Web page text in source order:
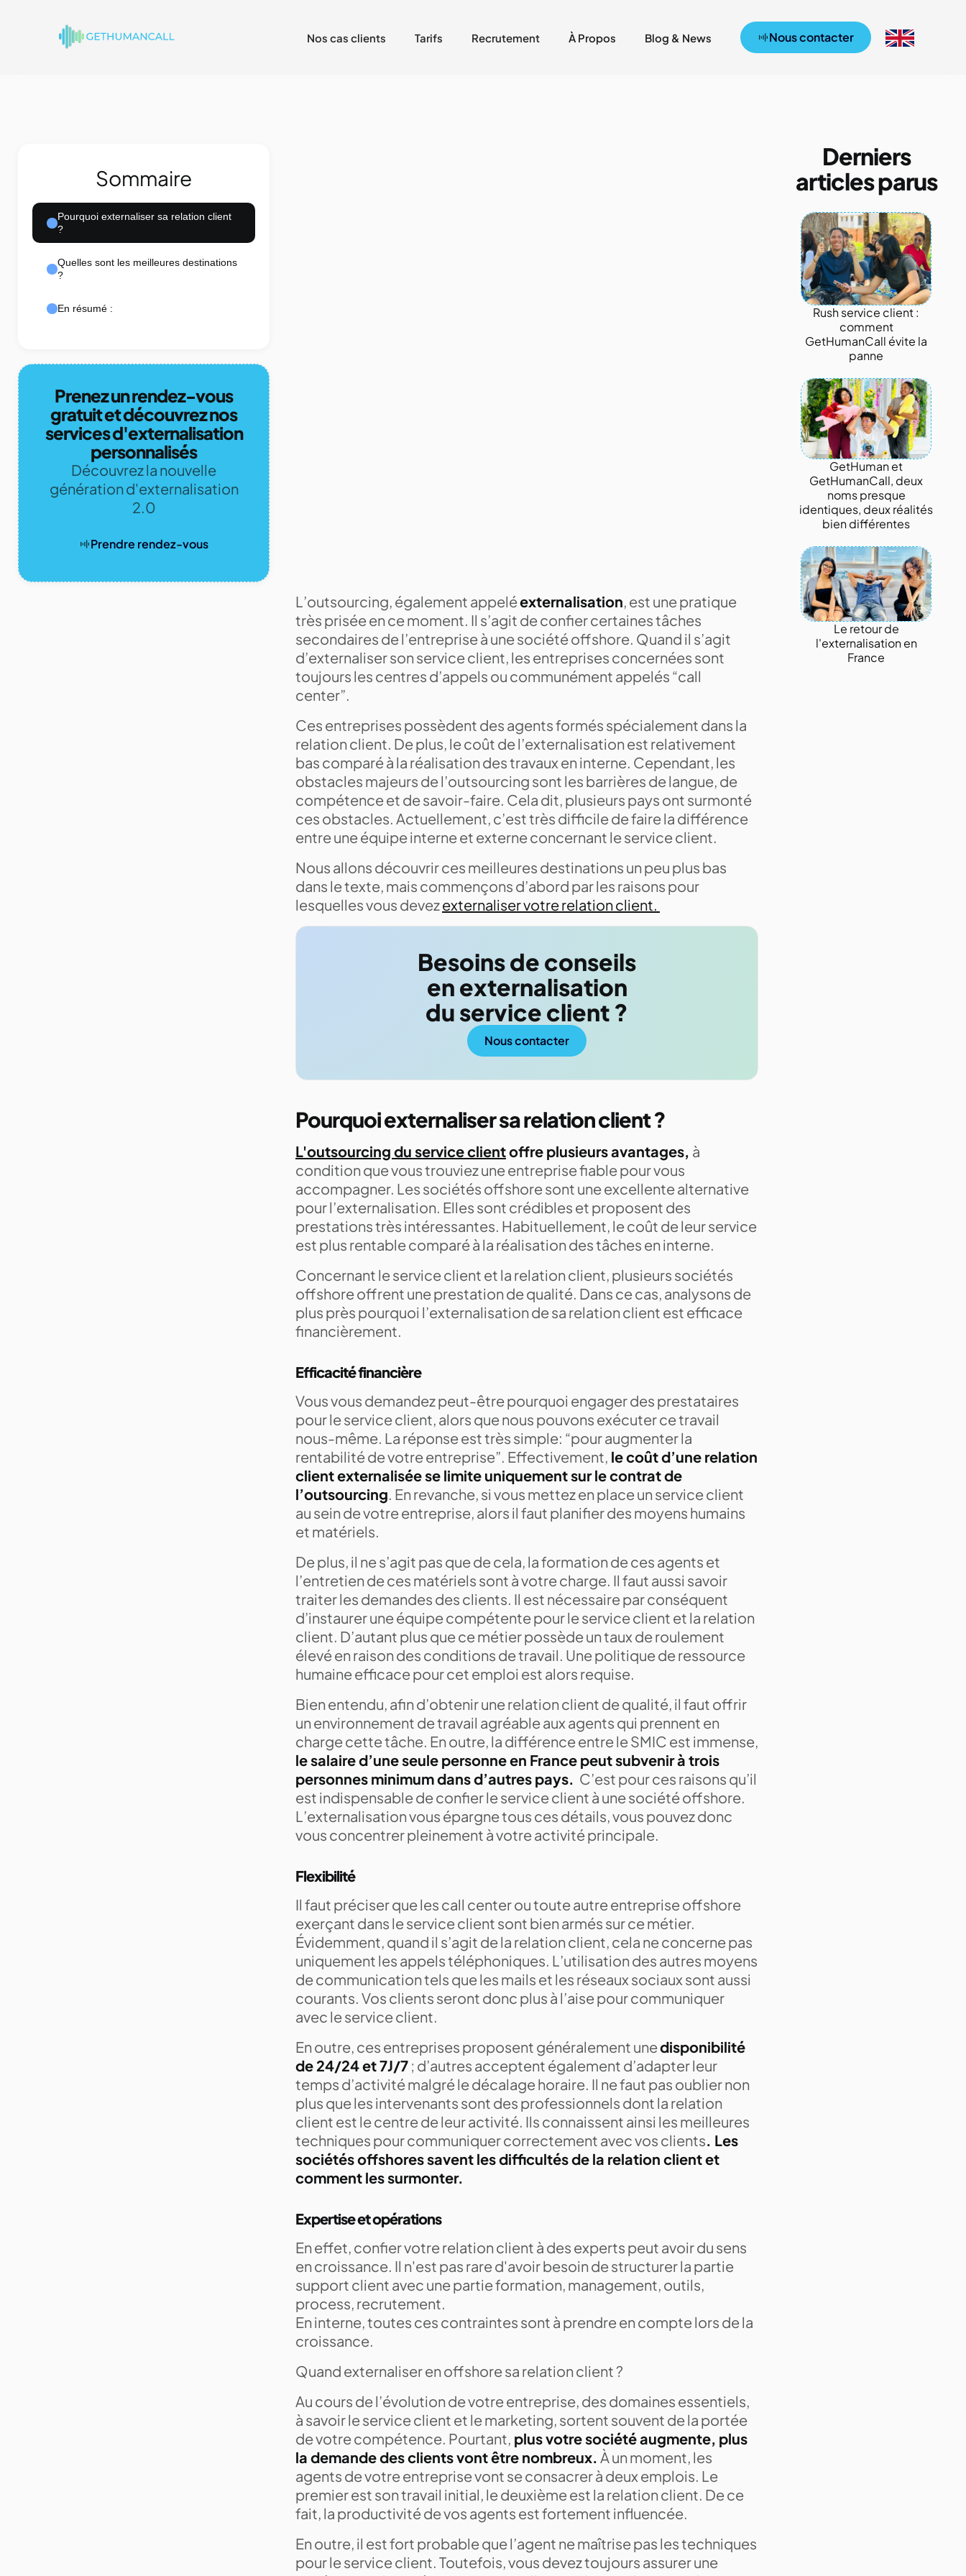
Nos cas clients Tarifs Recrutement À Propos Blog & News Nous contacter
Sommaire
Pourquoi externaliser sa relation client
?
Quelles sont les meilleures destinations
?
En résumé :
Prenez un rendez-vous
gratuit et découvrez nos
services d'externalisation
personnalisés
Découvrez la nouvelle
génération d'externalisation
2.0
Prendre rendez-vous
Derniers
articles parus
Rush service client :
comment
GetHumanCall évite la
panne
GetHuman et
GetHumanCall, deux
noms presque
identiques, deux réalités
bien différentes
Le retour de
l'externalisation en
France
L’outsourcing, également appeléexternalisation, est une pratique
très prisée en ce moment. Il s’agit de confier certaines tâches
secondaires de l’entreprise à une société offshore. Quand il s’agit
d’externaliser son service client, les entreprises concernées sont
toujours les centres d’appels ou communément appelés “call
center”.
Ces entreprises possèdent des agents formés spécialement dans la
relation client. De plus, le coût de l’externalisation est relativement
bas comparé à la réalisation des travaux en interne. Cependant, les
obstacles majeurs de l’outsourcing sont les barrières de langue, de
compétence et de savoir-faire. Cela dit, plusieurs pays ont surmonté
ces obstacles. Actuellement, c’est très difficile de faire la différence
entre une équipe interne et externe concernant le service client.
Nous allons découvrir ces meilleures destinations un peu plus bas
dans le texte, mais commençons d’abord par les raisons pour
lesquelles vous devezexternaliser votre relation client.
Besoins de conseils
en externalisation
du service client ?
Nous contacter
Pourquoi externaliser sa relation client ?
L'outsourcing du service clientoffre plusieurs avantages, à
condition que vous trouviez une entreprise fiable pour vous
accompagner. Les sociétés offshore sont une excellente alternative
pour l’externalisation. Elles sont crédibles et proposent des
prestations très intéressantes. Habituellement, le coût de leur service
est plus rentable comparé à la réalisation des tâches en interne.
Concernant le service client et la relation client, plusieurs sociétés
offshore offrent une prestation de qualité. Dans ce cas, analysons de
plus près pourquoi l’externalisation de sa relation client est efficace
financièrement.
Efficacité financière
Vous vous demandez peut-être pourquoi engager des prestataires
pour le service client, alors que nous pouvons exécuter ce travail
nous-même. La réponse est très simple: “pour augmenter la
rentabilité de votre entreprise”. Effectivement, le coût d’une relation
client externalisée se limite uniquement sur le contrat de
l’outsourcing. En revanche, si vous mettez en place un service client
au sein de votre entreprise, alors il faut planifier des moyens humains
et matériels.
De plus, il ne s’agit pas que de cela, la formation de ces agents et
l’entretien de ces matériels sont à votre charge. Il faut aussi savoir
traiter les demandes des clients. Il est nécessaire par conséquent
d’instaurer une équipe compétente pour le service client et la relation
client. D’autant plus que ce métier possède un taux de roulement
élevé en raison des conditions de travail. Une politique de ressource
humaine efficace pour cet emploi est alors requise.
Bien entendu, afin d’obtenir une relation client de qualité, il faut offrir
un environnement de travail agréable aux agents qui prennent en
charge cette tâche. En outre, la différence entre le SMIC est immense,
le salaire d’une seule personne en France peut subvenir à trois
personnes minimum dans d’autres pays. C’est pour ces raisons qu’il
est indispensable de confier le service client à une société offshore.
L’externalisation vous épargne tous ces détails, vous pouvez donc
vous concentrer pleinement à votre activité principale.
Flexibilité
Il faut préciser que les call center ou toute autre entreprise offshore
exerçant dans le service client sont bien armés sur ce métier.
Évidemment, quand il s’agit de la relation client, cela ne concerne pas
uniquement les appels téléphoniques. L’utilisation des autres moyens
de communication tels que les mails et les réseaux sociaux sont aussi
courants. Vos clients seront donc plus à l’aise pour communiquer
avec le service client.
En outre, ces entreprises proposent généralement unedisponibilité
de 24/24 et 7J/7 ; d’autres acceptent également d’adapter leur
temps d’activité malgré le décalage horaire. Il ne faut pas oublier non
plus que les intervenants sont des professionnels dont la relation
client est le centre de leur activité. Ils connaissent ainsi les meilleures
techniques pour communiquer correctement avec vos clients. Les
sociétés offshores savent les difficultés de la relation client et
comment les surmonter.
Expertise et opérations
En effet, confier votre relation client à des experts peut avoir du sens
en croissance. Il n'est pas rare d'avoir besoin de structurer la partie
support client avec une partie formation, management, outils,
process, recrutement.
En interne, toutes ces contraintes sont à prendre en compte lors de la
croissance.
Quand externaliser en offshore sa relation client ?
Au cours de l’évolution de votre entreprise, des domaines essentiels,
à savoir le service client et le marketing, sortent souvent de la portée
de votre compétence. Pourtant, plus votre société augmente, plus
la demande des clients vont être nombreux. À un moment, les
agents de votre entreprise vont se consacrer à deux emplois. Le
premier est son travail initial, le deuxième est la relation client. De ce
fait, la productivité de vos agents est fortement influencée.
En outre, il est fort probable que l’agent ne maîtrise pas les techniques
pour le service client. Toutefois, vous devez toujours assurer une